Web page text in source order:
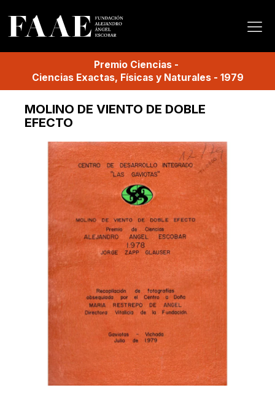
Premio Ciencias -
Ciencias Exactas, Físicas y Naturales- 1979
MOLINO DE VIENTO DE DOBLE
EFECTO